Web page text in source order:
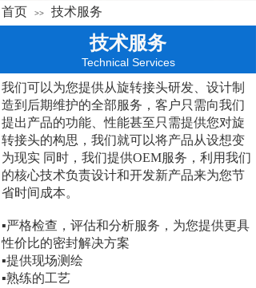
首页 >> 技术服务
技术服务
Technical Services
我们可以为您提供从旋转接头研发、设计制
造到后期维护的全部服务，客户只需向我们
提出产品的功能、性能甚至只需提供您对旋
转接头的构思，我们就可以将产品从设想变
为现实 同时，我们提供OEM服务，利用我们
的核心技术负责设计和开发新产品来为您节
省时间成本。
▪严格检查，评估和分析服务，为您提供更具
性价比的密封解决方案
▪提供现场测绘
▪熟练的工艺